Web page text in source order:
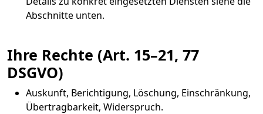
Abschnitte unten.
Ihre Rechte (Art. 15–21, 77
DSGVO)
Auskunft, Berichtigung, Löschung, Einschränkung,
Übertragbarkeit, Widerspruch.